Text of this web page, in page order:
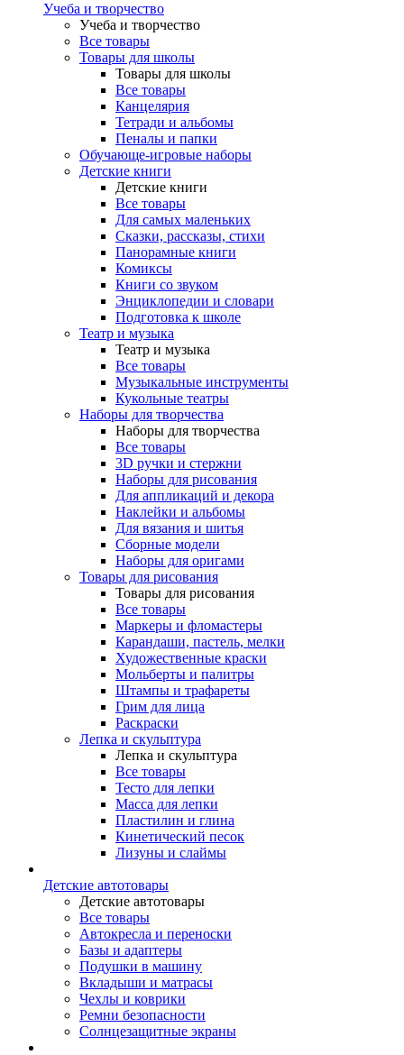
Учеба и творчество
Учеба и творчество
Все товары
Товары для школы
Товары для школы
Все товары
Канцелярия
Тетради и альбомы
Пеналы и папки
Обучающе-игровые наборы
Детские книги
Детские книги
Все товары
Для самых маленьких
Сказки, рассказы, стихи
Панорамные книги
Комиксы
Книги со звуком
Энциклопедии и словари
Подготовка к школе
Театр и музыка
Театр и музыка
Все товары
Музыкальные инструменты
Кукольные театры
Наборы для творчества
Наборы для творчества
Все товары
3D ручки и стержни
Наборы для рисования
Для аппликаций и декора
Наклейки и альбомы
Для вязания и шитья
Сборные модели
Наборы для оригами
Товары для рисования
Товары для рисования
Все товары
Маркеры и фломастеры
Карандаши, пастель, мелки
Художественные краски
Мольберты и палитры
Штампы и трафареты
Грим для лица
Раскраски
Лепка и скульптура
Лепка и скульптура
Все товары
Тесто для лепки
Масса для лепки
Пластилин и глина
Кинетический песок
Лизуны и слаймы
Детские автотовары
Детские автотовары
Все товары
Автокресла и переноски
Базы и адаптеры
Подушки в машину
Вкладыши и матрасы
Чехлы и коврики
Ремни безопасности
Солнцезащитные экраны